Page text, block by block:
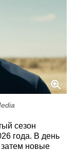
сезон
года. В день
новые